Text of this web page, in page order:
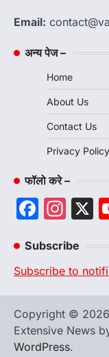
Email:
अन्य पेज –
Home
About Us
Contact Us
Privacy Policy
फॉलो करे –
X
Subscribe
Subscribe to
Copyright © 2026
Extensive News
WordPress.